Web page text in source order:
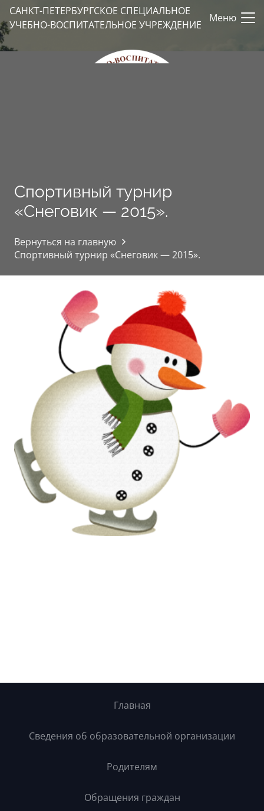
САНКТ-ПЕТЕРБУРГСКОЕ СПЕЦИАЛЬНОЕ
УЧЕБНО-ВОСПИТАТЕЛЬНОЕ УЧРЕЖДЕНИЕ
Меню
Спортивный турнир
«Снеговик — 2015».
Вернуться на главную
Спортивный турнир «Снеговик — 2015».
Главная
Сведения об образовательной организации
Родителям
Обращения граждан